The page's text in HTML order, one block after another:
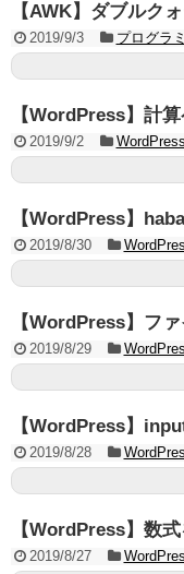
【AWK】ダブルク
2019/9/3
プログラ
【WordPress】計
2019/9/2
WordPress
【WordPress】
2019/8/30
【WordPress】フ
2019/8/29
【WordPress】
2019/8/28
【WordPress】数
2019/8/27